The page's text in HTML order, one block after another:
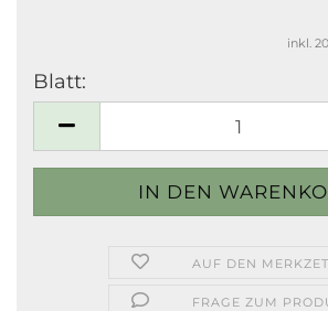
inkl.
Blatt:
AUF DEN
FRAGE ZUM